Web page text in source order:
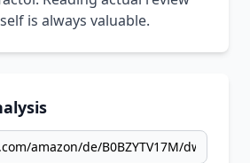
is always valuable.